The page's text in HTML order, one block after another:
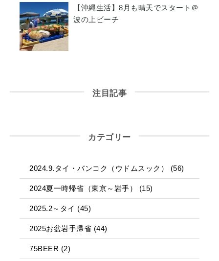
【沖縄生活】8月も晴天でスタート＠
波の上ビーチ
注目記事
カテゴリー
2024.9.タイ・バンコク（ウドムスック） (56)
2024夏一時帰省（東京～岩手） (15)
2025.2～タイ (45)
2025お盆岩手帰省 (44)
75BEER (2)